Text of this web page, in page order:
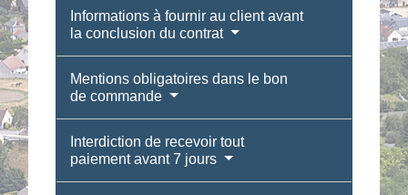
Informations à fournir au client avant
la conclusion du contrat
Mentions obligatoires dans le bon
de commande
Interdiction de recevoir tout
paiement avant 7 jours